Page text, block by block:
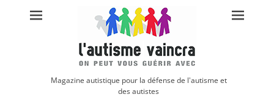
Magazine autistique pour la défense de l'autisme et
des autistes